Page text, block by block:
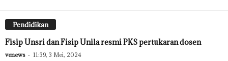
Pendidikan
Fisip Unsri dan Fisip Unila resmi PKS pertukaran dosen
venews - 11:39, 3 Mei, 2024